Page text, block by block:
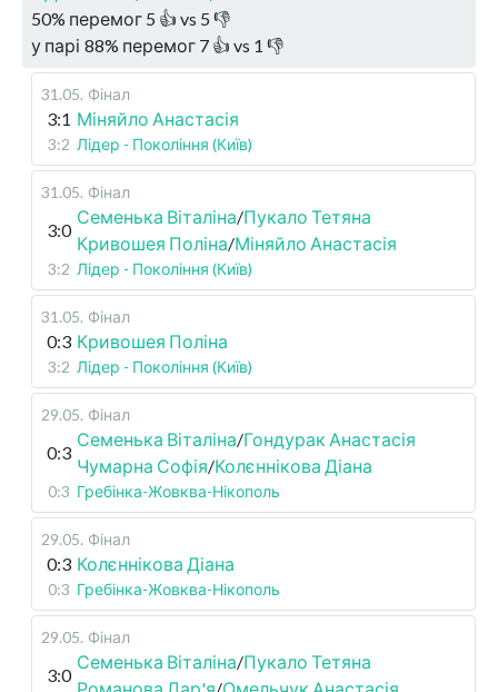
50% перемог 5 👍 vs 5 👎
у парі 88% перемог 7 👍 vs 1 👎
31.05. Фінал
3:1 Міняйло Анастасія
3:2 Лідер - Покоління (Київ)
31.05. Фінал
3:0
Семенька Віталіна/Пукало Тетяна
Кривошея Поліна/Міняйло Анастасія
3:2 Лідер - Покоління (Київ)
31.05. Фінал
0:3 Кривошея Поліна
3:2 Лідер - Покоління (Київ)
29.05. Фінал
0:3
Семенька Віталіна/Гондурак Анастасія
Чумарна Софія/Колєннікова Діана
0:3 Гребінка-Жовква-Нікополь
29.05. Фінал
0:3 Колєннікова Діана
0:3 Гребінка-Жовква-Нікополь
29.05. Фінал
3:0
Семенька Віталіна/Пукало Тетяна
Романова Дар'я/Омельчук Анастасія